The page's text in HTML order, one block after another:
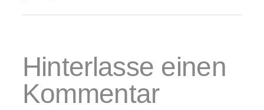
Hinterlasse einen
Kommentar